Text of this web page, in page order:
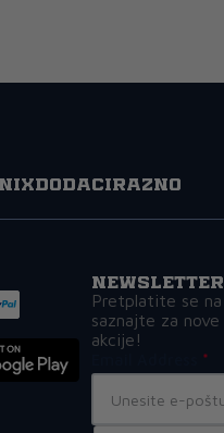
DodaciRazno
Newsletter
Pretplatite se
saznajte za
akcije!